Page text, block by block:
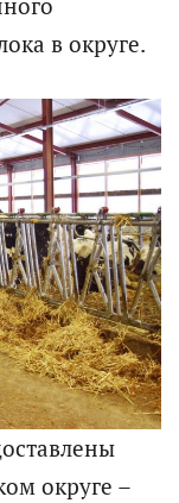
в округе.
округе –